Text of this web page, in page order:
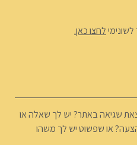
לחצו כאן.
שגיאה באתר? יש לך שאלה או
או שפשוט יש לך משהו